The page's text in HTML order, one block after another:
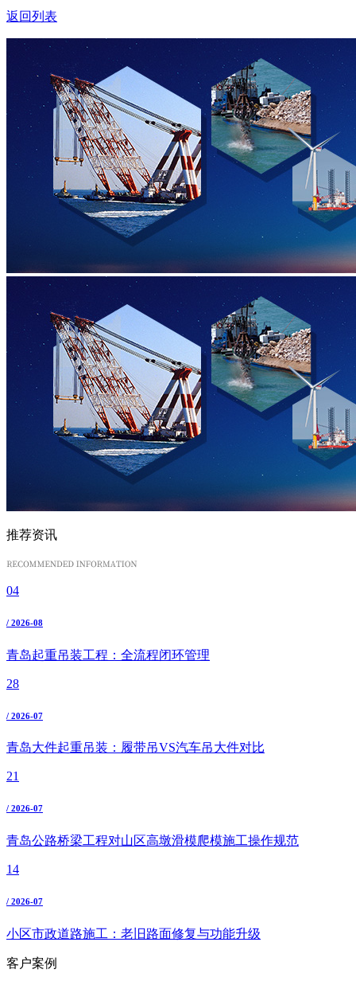
返回列表
推荐资讯
04
/ 2026-08
青岛起重吊装工程：全流程闭环管理
28
/ 2026-07
青岛大件起重吊装：履带吊VS汽车吊大件对比
21
/ 2026-07
青岛公路桥梁工程对山区高墩滑模爬模施工操作规范
14
/ 2026-07
小区市政道路施工：老旧路面修复与功能升级
客户案例